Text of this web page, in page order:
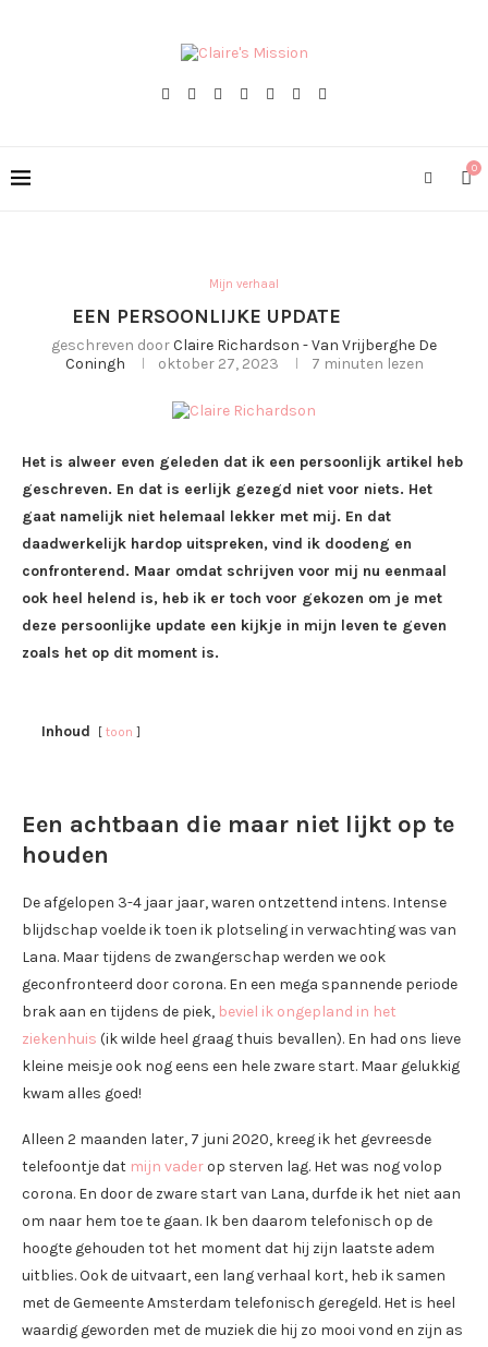
0
Mijn verhaal
EEN PERSOONLIJKE UPDATE
geschreven doorClaire Richardson - Van Vrijberghe De
Coningh
oktober 27, 2023 7 minuten lezen
Het is alweer even geleden dat ik een persoonlijk artikel heb
geschreven. En dat is eerlijk gezegd niet voor niets. Het
gaat namelijk niet helemaal lekker met mij. En dat
daadwerkelijk hardop uitspreken, vind ik doodeng en
confronterend. Maar omdat schrijven voor mij nu eenmaal
ook heel helend is, heb ik er toch voor gekozen om je met
deze persoonlijke update een kijkje in mijn leven te geven
zoals het op dit moment is.
Inhoud toon
Een achtbaan die maar niet lijkt op te
houden
De afgelopen 3-4 jaar jaar, waren ontzettend intens. Intense
blijdschap voelde ik toen ik plotseling in verwachting was van
Lana. Maar tijdens de zwangerschap werden we ook
geconfronteerd door corona. En een mega spannende periode
brak aan en tijdens de piek, beviel ik ongepland in het
ziekenhuis (ik wilde heel graag thuis bevallen). En had ons lieve
kleine meisje ook nog eens een hele zware start. Maar gelukkig
kwam alles goed!
Alleen 2 maanden later, 7 juni 2020, kreeg ik het gevreesde
telefoontje dat mijn vaderop sterven lag. Het was nog volop
corona. En door de zware start van Lana, durfde ik het niet aan
om naar hem toe te gaan. Ik ben daarom telefonisch op de
hoogte gehouden tot het moment dat hij zijn laatste adem
uitblies. Ook de uitvaart, een lang verhaal kort, heb ik samen
met de Gemeente Amsterdam telefonisch geregeld. Het is heel
waardig geworden met de muziek die hij zo mooi vond en zijn as